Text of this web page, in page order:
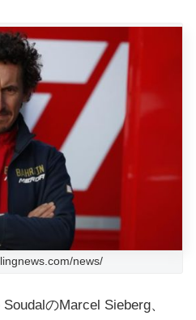
news/
のMarcel Sieberg、